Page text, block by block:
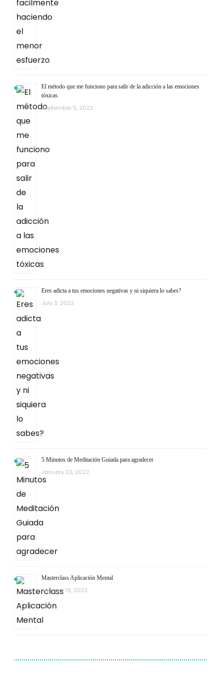
El método que me funciono para salir de la adicción a las emociones
tóxicas
September 5, 2022
Eres adicta a tus emociones negativas y ni siquiera lo sabes?
July 3, 2022
5 Minutos de Meditación Guiada para agradecer
January 22, 2022
Masterclass Aplicación Mental
January 19, 2022